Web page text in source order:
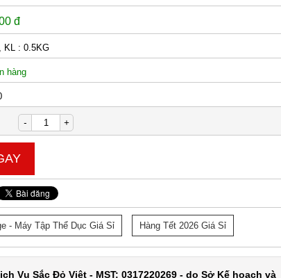
đ
KL : 0.5KG
hàng
- +
- Máy Tập Thể Dục Giá Sỉ Hàng Tết 2026 Giá Sỉ
Vụ Sắc Đỏ Việt - MST: 0317220269 - do Sở Kế hoạch và